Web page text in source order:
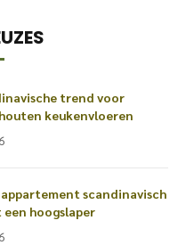
trend voor
keukenvloeren
scandinavisch
hoogslaper